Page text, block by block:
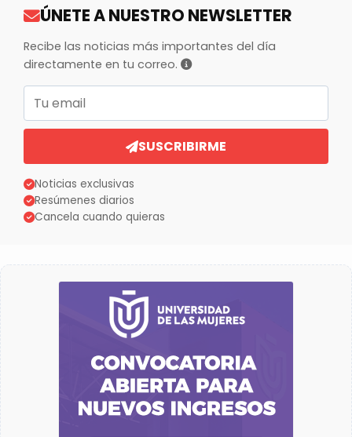
ÚNETE A NUESTRO NEWSLETTER
Recibe las noticias más importantes del día
directamente en tu correo.
Correo electrónico
SUSCRIBIRME
Noticias exclusivas
Resúmenes diarios
Cancela cuando quieras